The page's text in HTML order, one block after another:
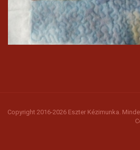
Copyright 2016-2026 Eszter Kézimunka.